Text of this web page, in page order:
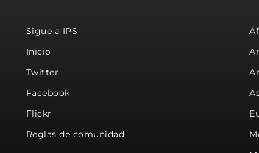
Sigue a IPS
Inicio
Twitter
Facebook
Flickr
Reglas de comunidad